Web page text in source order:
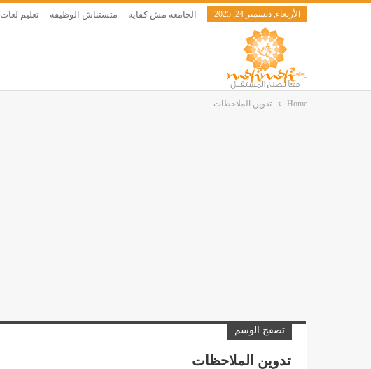
الأربعاء, ديسمبر 24, 2025 الجامعة مش كفاية متستناش الوظيفة تعليم لغات
Home تدوين الملاحظات
تصفح الوسم
تدوين الملاحظات